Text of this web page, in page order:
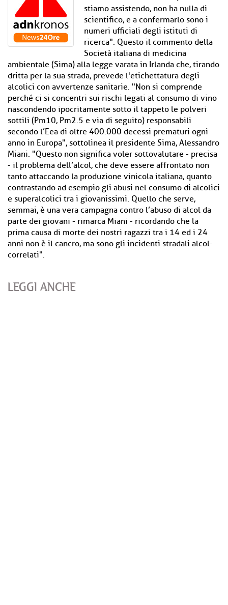
stiamo assistendo, non ha nulla di
scientifico, e a confermarlo sono i
numeri ufficiali degli istituti di
ricerca". Questo il commento della
Società italiana di medicina
ambientale (Sima) alla legge varata in Irlanda che, tirando
dritta per la sua strada, prevede l'etichettatura degli
alcolici con avvertenze sanitarie. "Non si comprende
perché ci si concentri sui rischi legati al consumo di vino
nascondendo ipocritamente sotto il tappeto le polveri
sottili (Pm10, Pm2.5 e via di seguito) responsabili
secondo l’Eea di oltre 400.000 decessi prematuri ogni
anno in Europa", sottolinea il presidente Sima, Alessandro
Miani. "Questo non significa voler sottovalutare - precisa
- il problema dell’alcol, che deve essere affrontato non
tanto attaccando la produzione vinicola italiana, quanto
contrastando ad esempio gli abusi nel consumo di alcolici
e superalcolici tra i giovanissimi. Quello che serve,
semmai, è una vera campagna contro l’abuso di alcol da
parte dei giovani - rimarca Miani - ricordando che la
prima causa di morte dei nostri ragazzi tra i 14 ed i 24
anni non è il cancro, ma sono gli incidenti stradali alcol-
correlati".
LEGGI ANCHE